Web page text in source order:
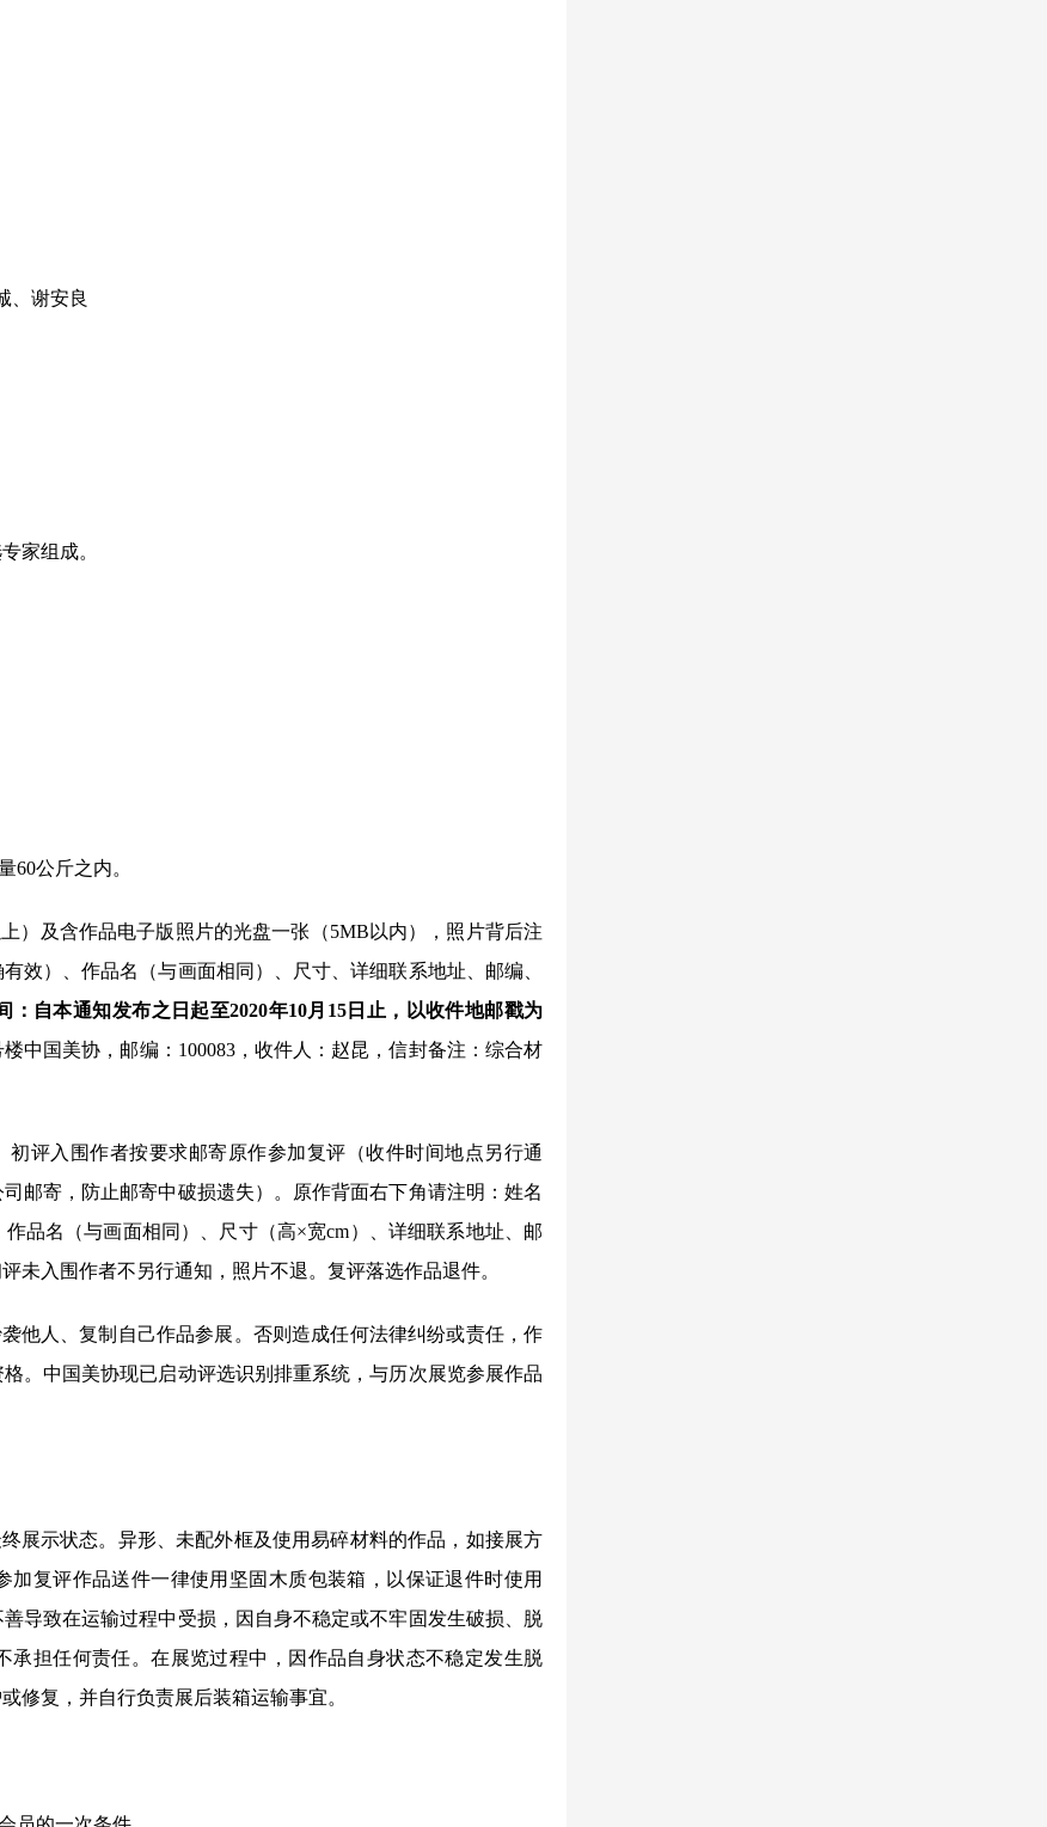
、谢安良
家组成。
60公斤之内。
）及含作品电子版照片的光盘一张（5MB以内），照片背后注
效）、作品名（与画面相同）、尺寸、详细联系地址、邮编、
：自本通知发布之日起至2020年10月15日止，以收件地邮戳为
中国美协，邮编：100083，收件人：赵昆，信封备注：综合材
评入围作者按要求邮寄原作参加复评（收件时间地点另行通
邮寄，防止邮寄中破损遗失）。原作背面右下角请注明：姓名
品名（与画面相同）、尺寸（高×宽cm）、详细联系地址、邮
未入围作者不另行通知，照片不退。复评落选作品退件。
他人、复制自己作品参展。否则造成任何法律纠纷或责任，作
。中国美协现已启动评选识别排重系统，与历次展览参展作品
展示状态。异形、未配外框及使用易碎材料的作品，如接展方
复评作品送件一律使用坚固木质包装箱，以保证退件时使用
导致在运输过程中受损，因自身不稳定或不牢固发生破损、脱
担任何责任。在展览过程中，因作品自身状态不稳定发生脱
修复，并自行负责展后装箱运输事宜。